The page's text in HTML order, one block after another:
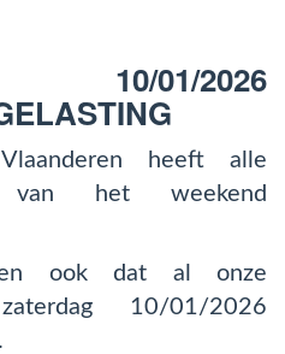
10/01/2026
heeft alle
van het weekend
ook dat al onze
10/01/2026